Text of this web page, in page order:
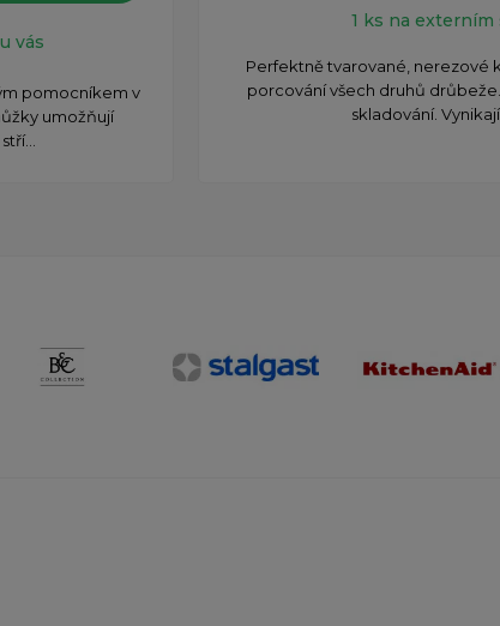
vás
pomocníkem v
umožňují
1 ks na externím
Perfektně tvarované, nerezové
porcování všech druhů
skladování.